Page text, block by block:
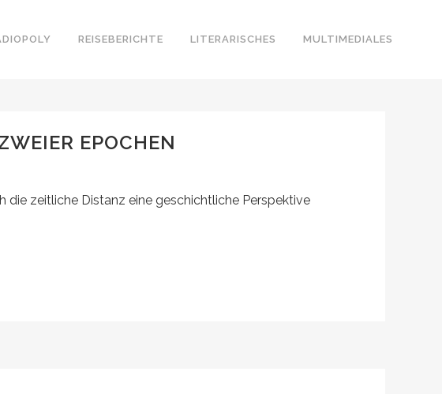
REISEBERICHTE LITERARISCHES MULTIMEDIALES
EPOCHEN
die zeitliche Distanz eine geschichtliche Perspektive